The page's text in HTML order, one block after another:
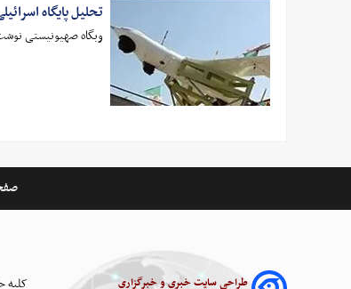
تحلیل پایگاه
وبگاه صهیونیستی
طراحی سایت خبری و خبرگزاری کلیه